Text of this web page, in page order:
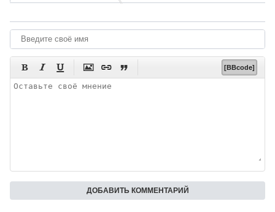
      [BBcode]